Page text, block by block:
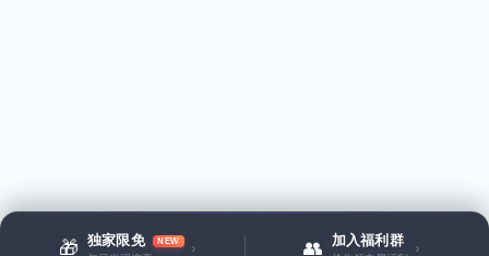
🎁 独家限免 NEW › 👥 加入福利群 ›